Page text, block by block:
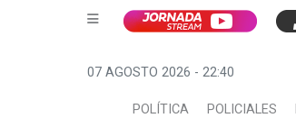
07 AGOSTO 2026 - 22:40
POLÍTICA POLICIALES